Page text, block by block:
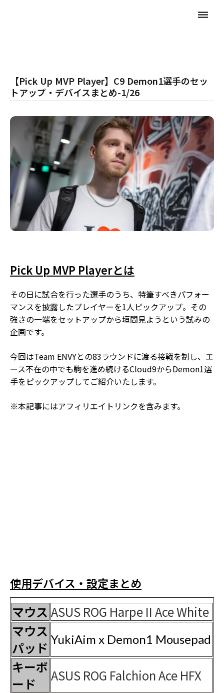
dehaze
【Pick Up MVP Player】C9 Demon1選手のセッ
トアップ・デバイスまとめ-1/26
Pick Up MVP Playerとは
その日に試合を行った選手のうち、特筆すべきパフォー
マンスを披露したプレイヤーを1人ピックアップ。その
強さの一端をセットアップから垣間見ようという試みの
企画です。
今回はTeam ENVYとの83ラウンドに渡る接戦を制し、エ
ース不在の中でも駒を進め続けるCloud9からDemon1選
手をピックアップしてご紹介いたします。
※本記事にはアフィリエイトリンクを含みます。
使用デバイス・設定まとめ
マウス ASUS ROG Harpe II Ace White
マウス
パッド YukiAim x Demon1 Mousepad
キーボ
ード
ASUS ROG Falchion Ace HFX